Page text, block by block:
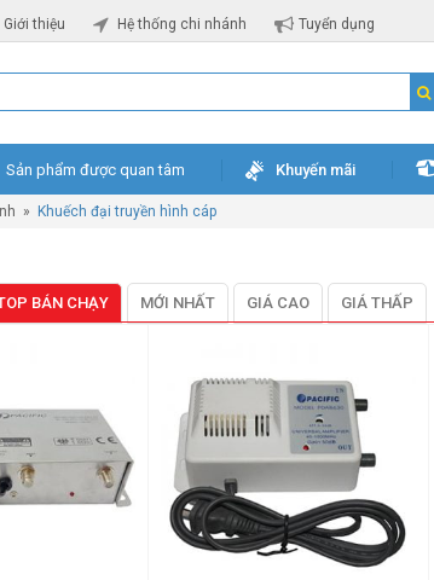
Giới thiệu Hệ thống chi nhánh Tuyển dụng
Sản phẩm được quan tâm Khuyến mãi
» Khuếch đại truyền hình cáp
BÁN CHẠY MỚI NHẤT GIÁ CAO GIÁ THẤP